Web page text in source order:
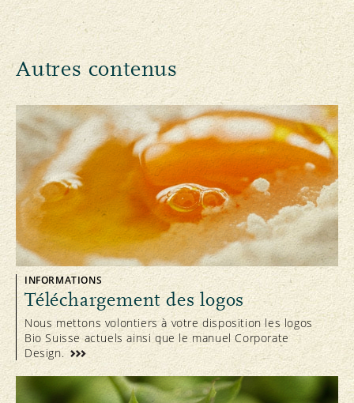
Autres contenus
INFORMATIONS
Téléchargement des logos
Nous mettons volontiers à votre disposition les logos
Bio Suisse actuels ainsi que le manuel Corporate
Design.